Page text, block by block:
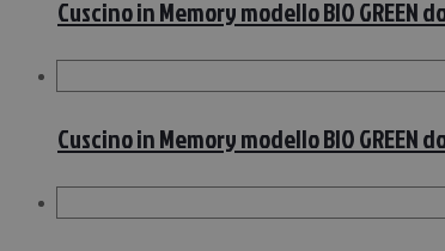
Cuscino in Memory modello BIO GREEN
Cuscino in Memory modello BIO GREEN